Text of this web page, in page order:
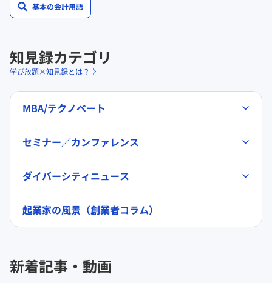
基本の会計用語
知見録カテゴリ
学び放題×知見録とは？
MBA/テクノベート
セミナー／カンファレンス
ダイバーシティニュース
起業家の風景（創業者コラム）
新着記事・動画